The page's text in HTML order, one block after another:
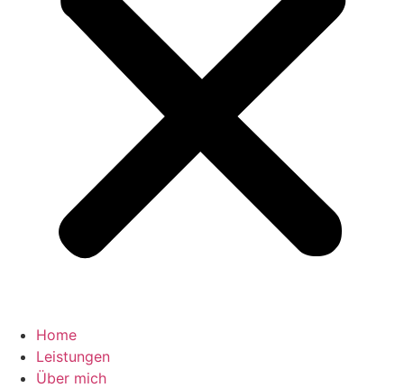
Home
Leistungen
Über mich